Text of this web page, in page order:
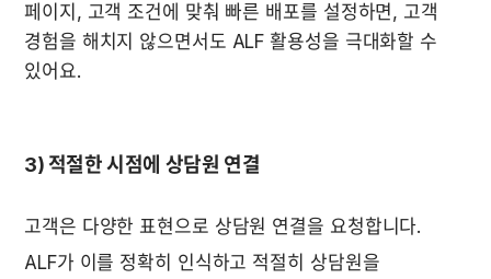
페이지, 고객 조건에 맞춰 빠른 배포를 설정하면, 고객
경험을 해치지 않으면서도 ALF 활용성을 극대화할 수
있어요.
3) 적절한 시점에 상담원 연결
고객은 다양한 표현으로 상담원 연결을 요청합니다.
ALF가 이를 정확히 인식하고 적절히 상담원을